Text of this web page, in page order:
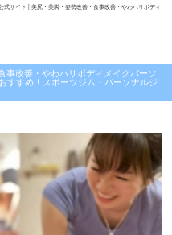
サイト | 美尻・美脚・姿勢改善・食事改善・やわハリボディ
事改善・やわハリボディメイクパーソ
すすめ！スポーツジム・パーソナルジ